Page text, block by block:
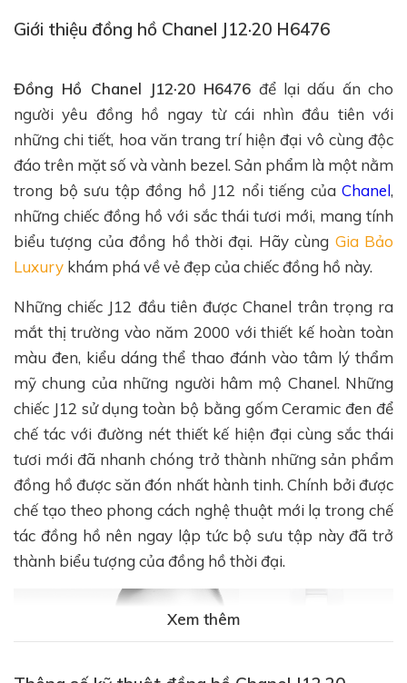
Giới thiệu đồng hồ Chanel J12·20 H6476
Đồng Hồ Chanel J12·20 H6476 để lại dấu ấn cho
người yêu đồng hồ ngay từ cái nhìn đầu tiên với
những chi tiết, hoa văn trang trí hiện đại vô cùng độc
đáo trên mặt số và vành bezel. Sản phẩm là một nằm
trong bộ sưu tập đồng hồ J12 nổi tiếng của Chanel,
những chiếc đồng hồ với sắc thái tươi mới, mang tính
biểu tượng của đồng hồ thời đại. Hãy cùng Gia Bảo
Luxury khám phá về vẻ đẹp của chiếc đồng hồ này.
Những chiếc J12 đầu tiên được Chanel trân trọng ra
mắt thị trường vào năm 2000 với thiết kế hoàn toàn
màu đen, kiểu dáng thể thao đánh vào tâm lý thẩm
mỹ chung của những người hâm mộ Chanel. Những
chiếc J12 sử dụng toàn bộ bằng gốm Ceramic đen để
chế tác với đường nét thiết kế hiện đại cùng sắc thái
tươi mới đã nhanh chóng trở thành những sản phẩm
đồng hồ được săn đón nhất hành tinh. Chính bởi được
chế tạo theo phong cách nghệ thuật mới lạ trong chế
tác đồng hồ nên ngay lập tức bộ sưu tập này đã trở
thành biểu tượng của đồng hồ thời đại.
Xem thêm